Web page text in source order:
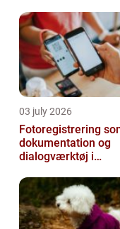
03 july 2026
Fotoregistrering
dokumentation og
dialogværktøj i